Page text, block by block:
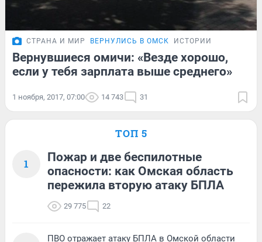
СТРАНА И МИР ВЕРНУЛИСЬ В ОМСК ИСТОРИИ
Вернувшиеся омичи: «Везде хорошо,
если у тебя зарплата выше среднего»
1 ноября, 2017, 07:00 14 743 31
ТОП 5
1
Пожар и две беспилотные
опасности: как Омская область
пережила вторую атаку БПЛА
29 775 22
ПВО отражает атаку БПЛА в Омской области